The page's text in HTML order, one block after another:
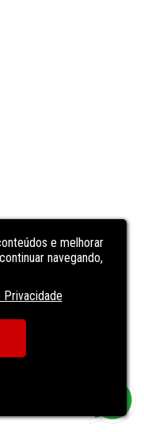
e melhorar
navegando,